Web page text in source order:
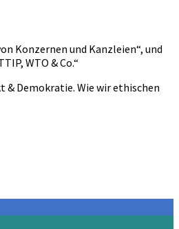
Konzernen und Kanzleien“, und
WTO & Co.“
& Demokratie. Wie wir ethischen